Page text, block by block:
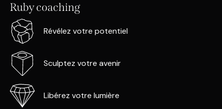
Ruby coaching
Révélez votre potentiel
Sculptez votre avenir
Libérez votre lumière